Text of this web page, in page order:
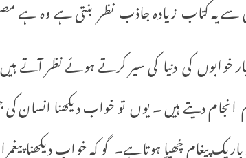
یہ کتاب زیادہ جاذب نظر بنتی ہے وہ
کی دنیا کی سیر کرتے ہوئے نظر آتے
انجام دیتے ہیں ۔ یوں تو خواب دیکھنا
پیغام چُھپاٍٍٍٍٍٍٍٍٍٍٍٍٍٍٍٍٍٍٍٍٍٍٍ ہوتاہے۔ گو کہ خواب دیکھنا